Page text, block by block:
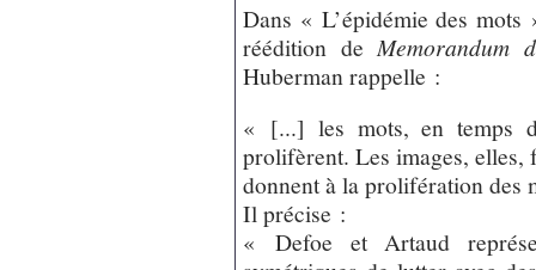
Dans « L’épidémie des
réédition de Memorandum
Huberman rappelle :
« [...] les mots, en temps
prolifèrent. Les images, elles,
donnent à la prolifération des
Il précise :
« Defoe et Artaud